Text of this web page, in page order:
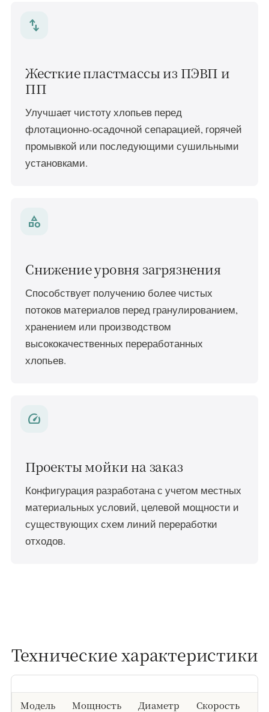
swap_vert
Жесткие пластмассы из ПЭВП и
ПП
Улучшает чистоту хлопьев перед
флотационно-осадочной сепарацией, горячей
промывкой или последующими сушильными
установками.
category
Снижение уровня загрязнения
Способствует получению более чистых
потоков материалов перед гранулированием,
хранением или производством
высококачественных переработанных
хлопьев.
speed
Проекты мойки на заказ
Конфигурация разработана с учетом местных
материальных условий, целевой мощности и
существующих схем линий переработки
отходов.
Технические характеристики
Модель
Мощность
Диаметр
Скорость